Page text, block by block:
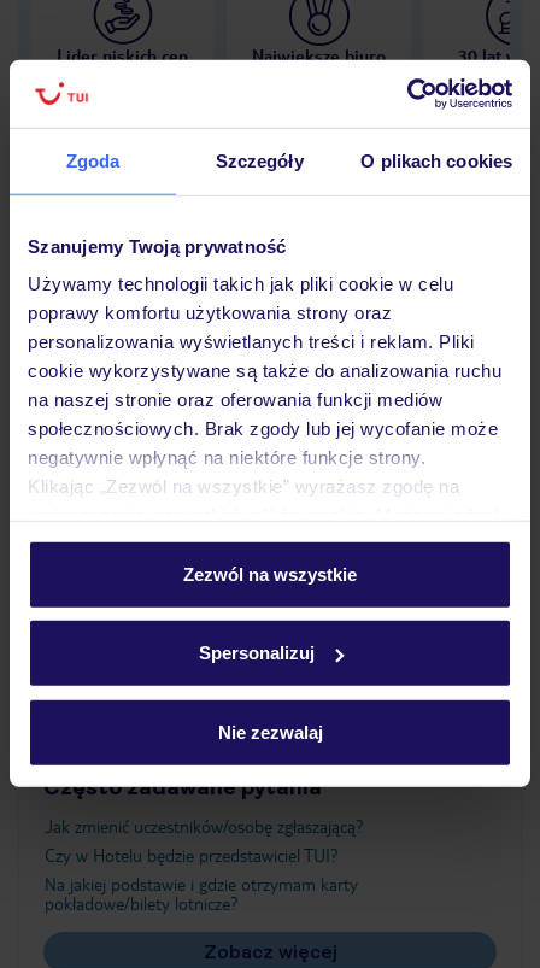
Zgoda Szczegóły O plikach cookies
Szanujemy Twoją prywatność
Używamy technologii takich jak pliki cookie w celu
poprawy komfortu użytkowania strony oraz
personalizowania wyświetlanych treści i reklam. Pliki
cookie wykorzystywane są także do analizowania ruchu
na naszej stronie oraz oferowania funkcji mediów
społecznościowych. Brak zgody lub jej wycofanie może
negatywnie wpłynąć na niektóre funkcje strony.
Klikając „Zezwól na wszystkie” wyrażasz zgodę na
personalizować swój wybór wchodząc w zakładkę
Szczegółowe informacje o plikach cookie znajdziesz
Zezwól na wszystkie
Spersonalizuj
Nie zezwalaj
Lider niskich cen
Największe biuro
30 lat w
Hotel
Opinie
Pokoje
Wyżywienie
Ważne informacje
Często zadawane pytania
Jak zmienić uczestników/osobę zgłaszającą?
Czy w Hotelu będzie przedstawiciel TUI?
Na jakiej podstawie i gdzie otrzymam karty
pokładowe/bilety lotnicze?
Zobacz więcej